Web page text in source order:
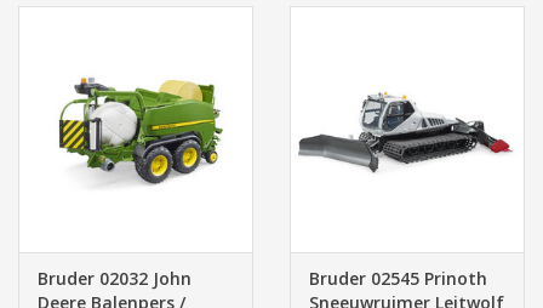
Bruder 02032 John
Deere Balenpers /
Bruder 02545 Prinoth
Sneeuwruimer Leitwolf